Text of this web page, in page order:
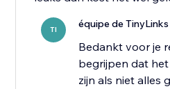
TI équipe de TinyLinks
Bedankt voor je
begrijpen dat
zijn als niet alles